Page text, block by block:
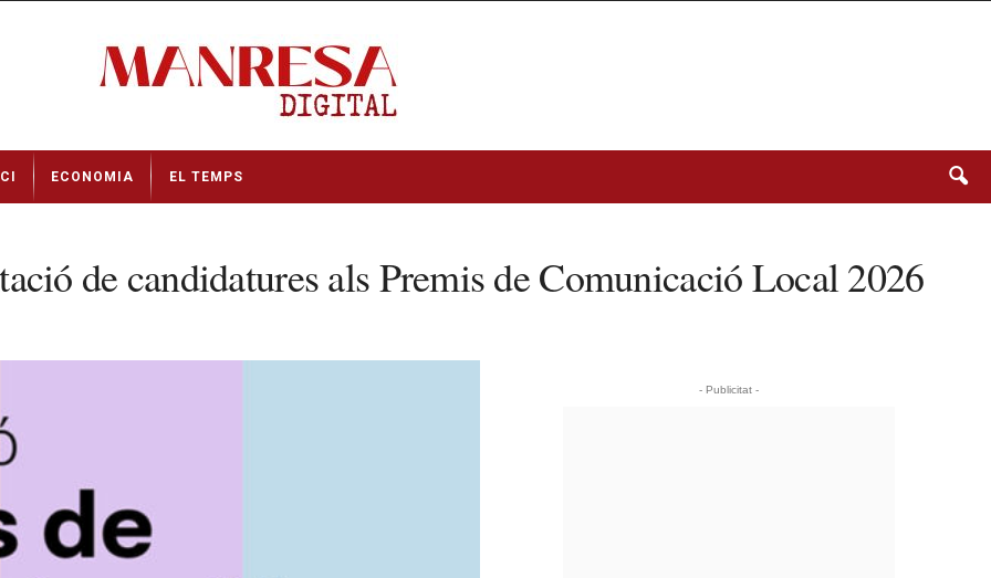
ECONOMIA EL TEMPS
de candidatures als Premis de Comunicació Local 2026
- Publicitat -